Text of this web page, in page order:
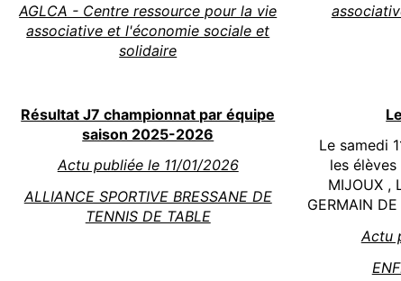
AGLCA - Centre ressource pour la vie
associative et l'économie sociale et
solidaire
Résultat J7 championnat par équipe
saison 2025-2026
Actu publiée le 11/01/2026
ALLIANCE SPORTIVE BRESSANE DE
TENNIS DE TABLE
Le samedi
les
MIJOUX ,
GERMAIN
Actu